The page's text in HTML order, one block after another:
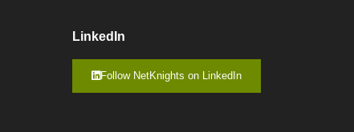
LinkedIn
Follow NetKnights on LinkedIn